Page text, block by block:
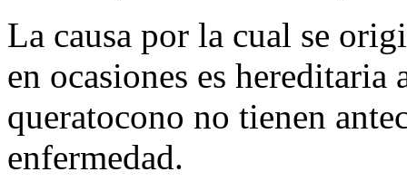
La causa por la cual se
en ocasiones es hereditaria
queratocono no tienen
enfermedad.